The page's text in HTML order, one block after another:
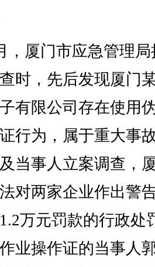
厦门市应急管理局
时，先后发现厦门
有限公司存在使用
行为，属于重大事
当事人立案调查，
对两家企业作出警
万元罚款的行政处
业操作证的当事人